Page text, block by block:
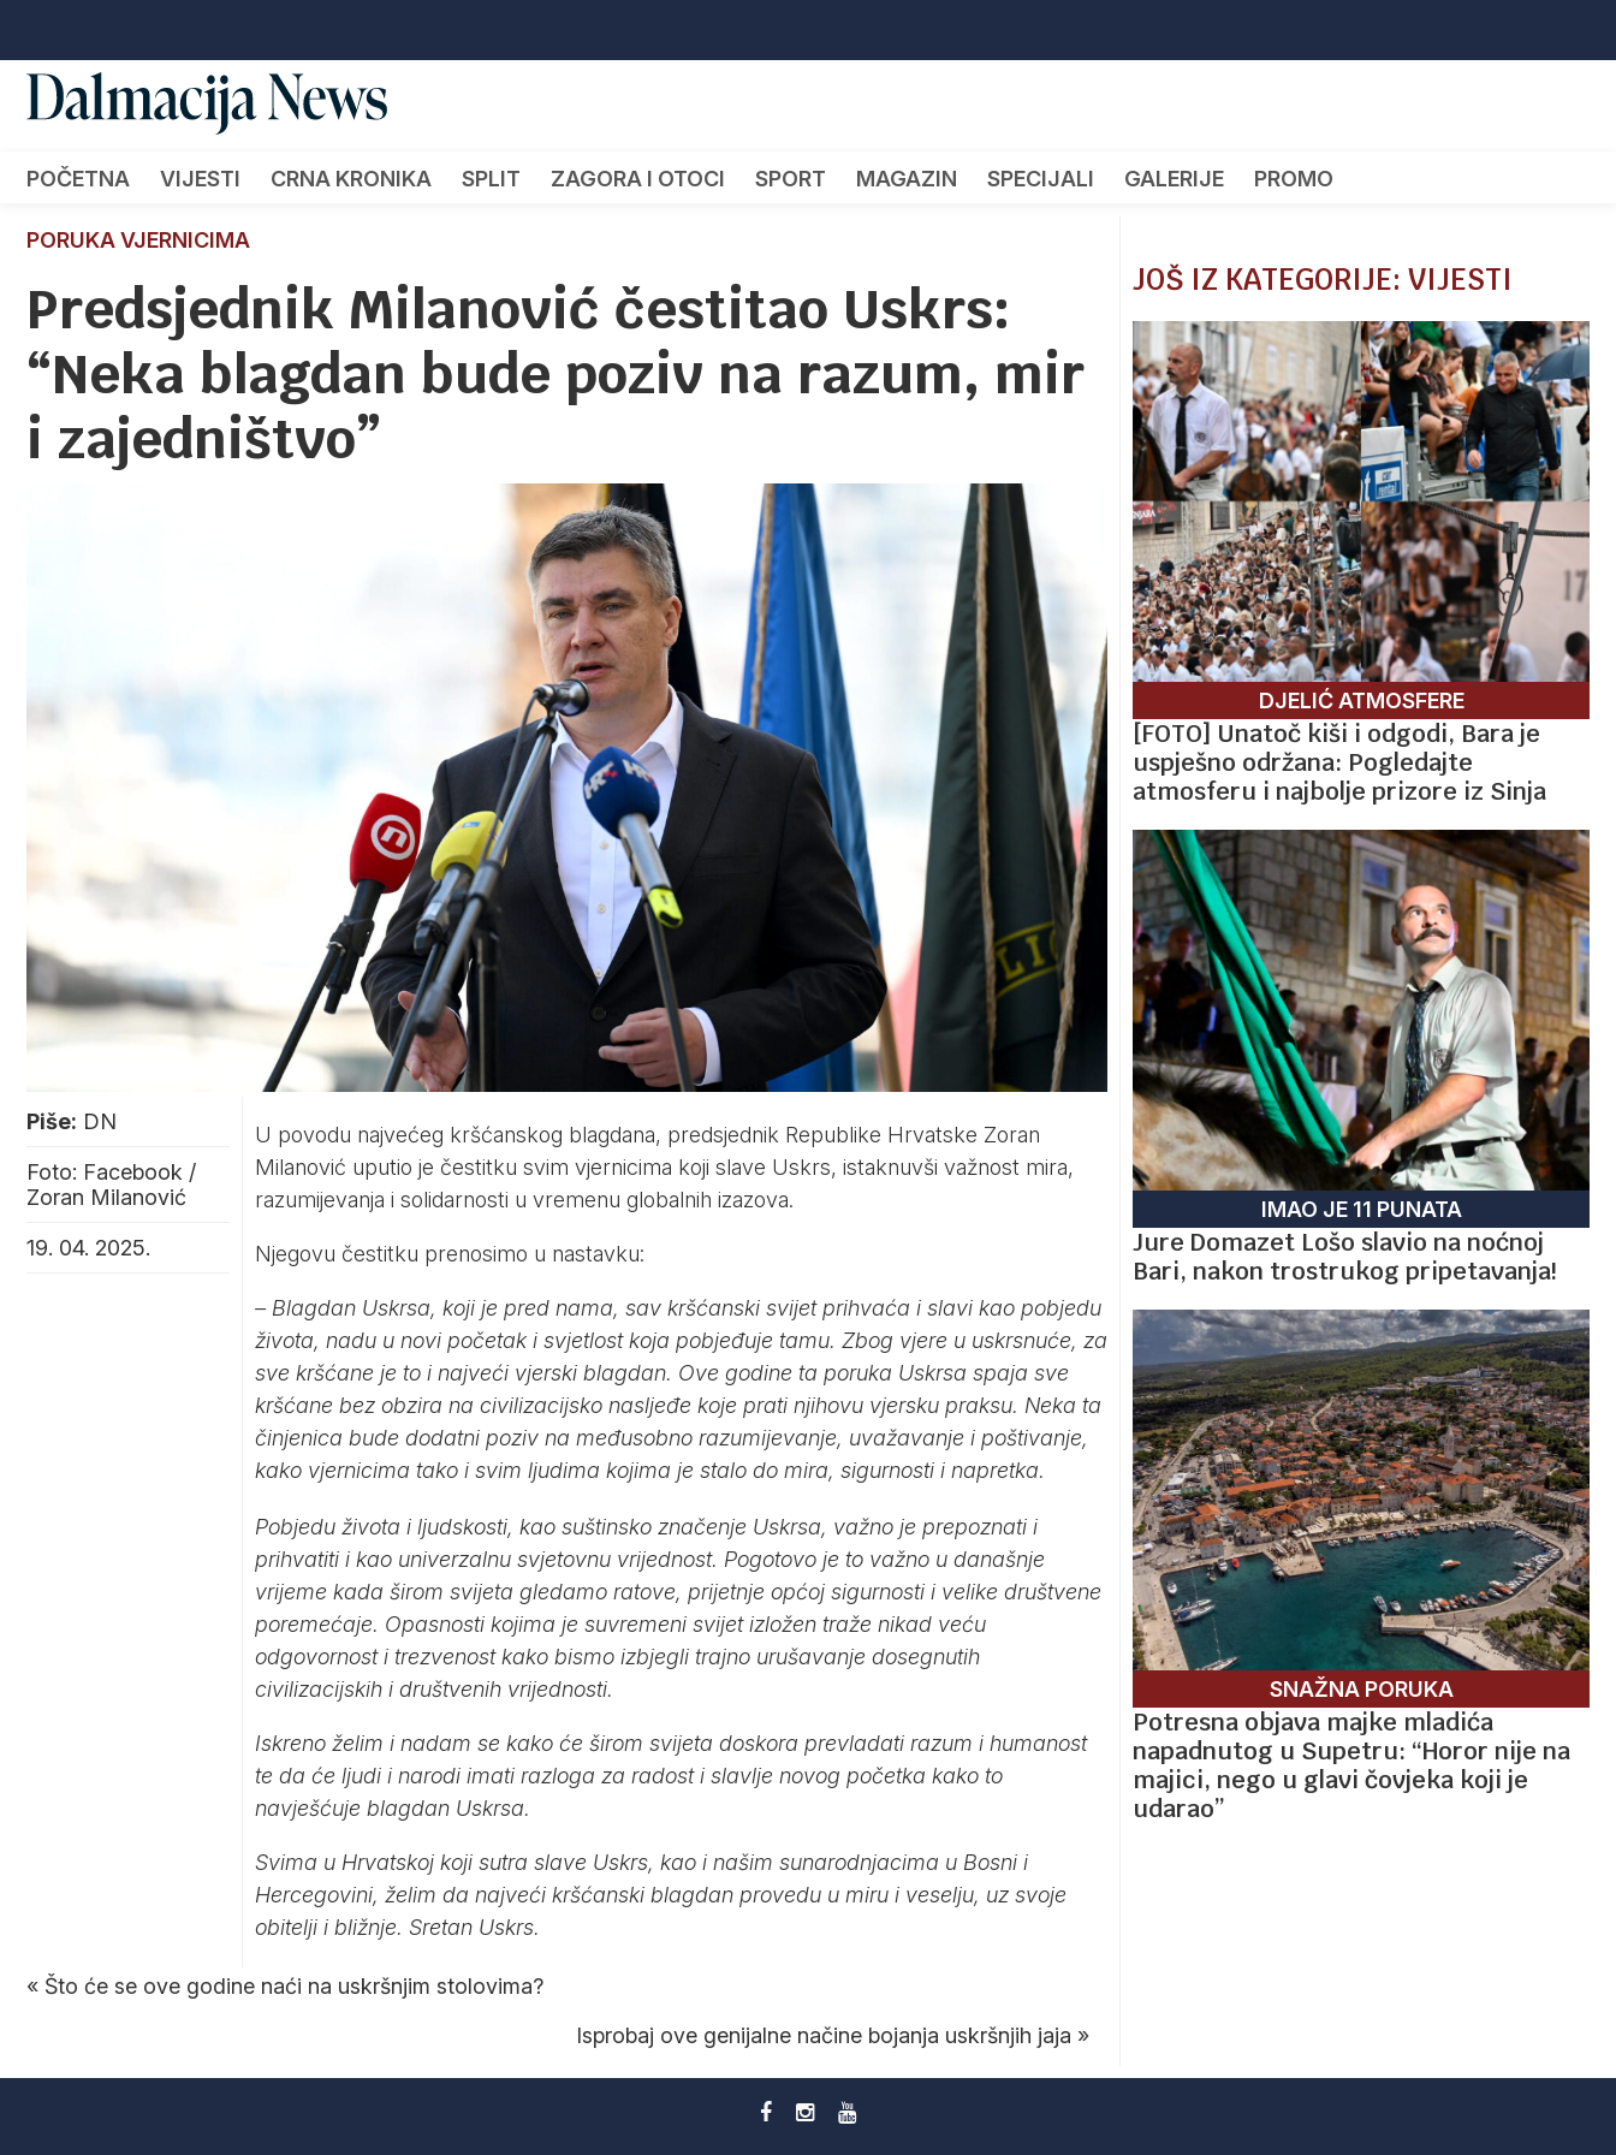
POČETNA VIJESTI CRNA KRONIKA SPLIT ZAGORA I OTOCI SPORT MAGAZIN SPECIJALI GALERIJE PROMO
PORUKA VJERNICIMA
Predsjednik Milanović čestitao Uskrs:
“Neka blagdan bude poziv na razum, mir
i zajedništvo”
Piše: DN
Foto: Facebook /
Zoran Milanović
19. 04. 2025.
U povodu najvećeg kršćanskog blagdana, predsjednik Republike Hrvatske Zoran
Milanović uputio je čestitku svim vjernicima koji slave Uskrs, istaknuvši važnost mira,
razumijevanja i solidarnosti u vremenu globalnih izazova.
Njegovu čestitku prenosimo u nastavku:
– Blagdan Uskrsa, koji je pred nama, sav kršćanski svijet prihvaća i slavi kao pobjedu
života, nadu u novi početak i svjetlost koja pobjeđuje tamu. Zbog vjere u uskrsnuće, za
sve kršćane je to i najveći vjerski blagdan. Ove godine ta poruka Uskrsa spaja sve
kršćane bez obzira na civilizacijsko nasljeđe koje prati njihovu vjersku praksu. Neka ta
činjenica bude dodatni poziv na međusobno razumijevanje, uvažavanje i poštivanje,
kako vjernicima tako i svim ljudima kojima je stalo do mira, sigurnosti i napretka.
Pobjedu života i ljudskosti, kao suštinsko značenje Uskrsa, važno je prepoznati i
prihvatiti i kao univerzalnu svjetovnu vrijednost. Pogotovo je to važno u današnje
vrijeme kada širom svijeta gledamo ratove, prijetnje općoj sigurnosti i velike društvene
poremećaje. Opasnosti kojima je suvremeni svijet izložen traže nikad veću
odgovornost i trezvenost kako bismo izbjegli trajno urušavanje dosegnutih
civilizacijskih i društvenih vrijednosti.
Iskreno želim i nadam se kako će širom svijeta doskora prevladati razum i humanost
te da će ljudi i narodi imati razloga za radost i slavlje novog početka kako to
navješćuje blagdan Uskrsa.
Svima u Hrvatskoj koji sutra slave Uskrs, kao i našim sunarodnjacima u Bosni i
Hercegovini, želim da najveći kršćanski blagdan provedu u miru i veselju, uz svoje
obitelji i bližnje. Sretan Uskrs.
« Što će se ove godine naći na uskršnjim stolovima?
Isprobaj ove genijalne načine bojanja uskršnjih jaja »
JOŠ IZ KATEGORIJE: VIJESTI
DJELIĆ ATMOSFERE
[FOTO] Unatoč kiši i odgodi, Bara je
uspješno održana: Pogledajte
atmosferu i najbolje prizore iz Sinja
IMAO JE 11 PUNATA
Jure Domazet Lošo slavio na noćnoj
Bari, nakon trostrukog pripetavanja!
SNAŽNA PORUKA
Potresna objava majke mladića
napadnutog u Supetru: “Horor nije na
majici, nego u glavi čovjeka koji je
udarao”